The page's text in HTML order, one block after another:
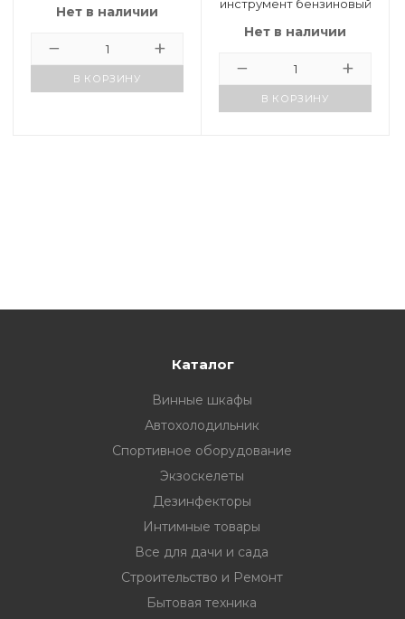
Нет в наличии
В КОРЗИНУ
инструмент бензиновый
см3, 3.3 л.с.; 3000 ±300
Нет в наличии
В КОРЗИНУ
Каталог
Винные шкафы
Автохолодильник
Спортивное оборудование
Экзоскелеты
Дезинфекторы
Интимные товары
Все для дачи и сада
Строительство и Ремонт
Бытовая техника